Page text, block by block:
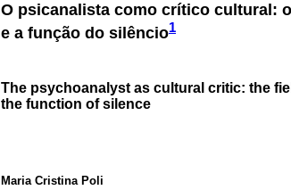
O psicanalista como crítico cultural:
e a função do silêncio1
The psychoanalyst as cultural critic: the
the function of silence
Maria Cristina Poli